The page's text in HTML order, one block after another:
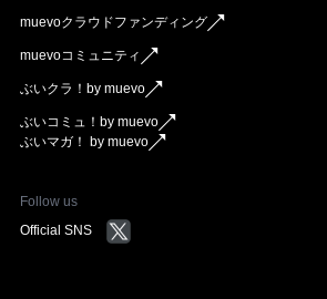
muevoクラウドファンディング
muevoコミュニティ
ぶいクラ！by muevo
ぶいコミュ！by muevo
ぶいマガ！ by muevo
Follow us
Official SNS